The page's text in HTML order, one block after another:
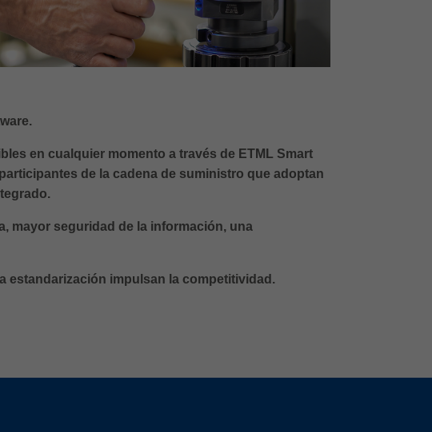
en cualquier momento a través de ETML Smart
de la cadena de suministro que adoptan
mayor seguridad de la información, una
estandarización impulsan la competitividad.